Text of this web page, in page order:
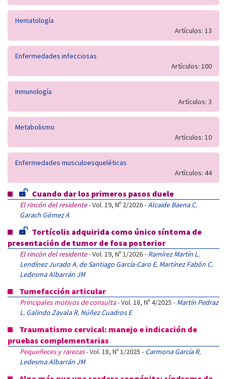
Hematología
Artículos: 13
Enfermedades infecciosas
Artículos: 100
Inmunología
Artículos: 3
Metabolismo
Artículos: 10
Enfermedades musculoesqueléticas
Artículos: 44
Cuando dar los primeros pasos duele
El rincón del residente- Vol. 19, Nº 2/2026 -Alcaide Baena C,
Garach Gómez A
Tortícolis adquirida como único síntoma de
presentación de tumor de fosa posterior
El rincón del residente- Vol. 19, Nº 1/2026 - Ramírez Martín L,
Lendínez Jurado A, de Santiago García-Caro E, Martínez Fabón C,
Ledesma Albarrán JM
Tumefacción articular
Principales motivos de consulta- Vol. 18, Nº 4/2025 - Martín Pedraz
L, Galindo Zavala R, Núñez Cuadros E
Traumatismo cervical: manejo e indicación de
pruebas complementarias
Pequeñeces y rarezas- Vol. 18, Nº 1/2025 - Carmona García R,
Ledesma Albarrán JM